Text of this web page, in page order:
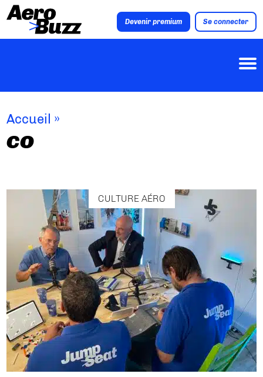
Devenir premium Se connecter
Accueil »
co
CULTURE AÉRO